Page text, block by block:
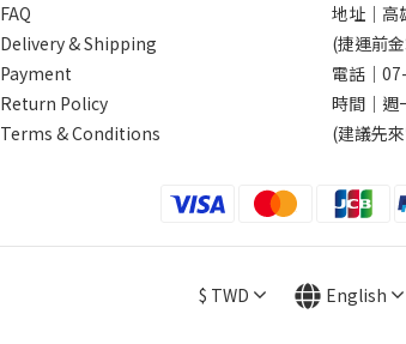
FAQ
Delivery & Shipping
Payment
Return Policy
Terms & Conditions
地址｜ 高
(捷運前
電話｜
時間｜週
(建議先
$ TWD English